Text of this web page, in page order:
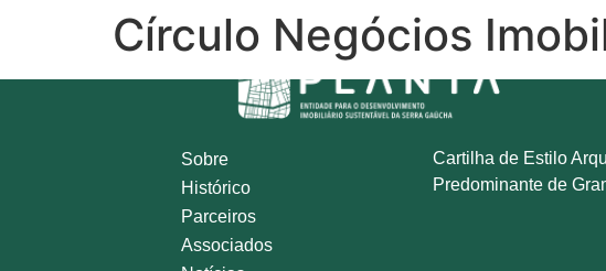
Círculo Negócios
Sobre
Histórico
Parceiros
Associados
Cartilha de Estilo
Predominante de